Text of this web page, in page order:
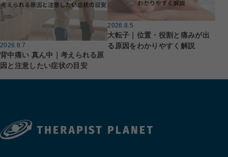
2026.8.7
背中痛い 真ん中｜考えられる原
因と注意したい症状の目安
2026.8.5
大転子｜位置・役割と痛みが出
る原因をわかりやすく解説